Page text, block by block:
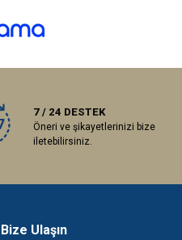
7 / 24 DESTEK
Öneri ve şikayetlerinizi bize
iletebilirsiniz.
Bize Ulaşın